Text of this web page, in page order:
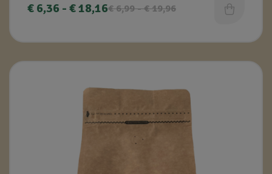
€6,99 - €19,96
€ 6,36 - €18,16